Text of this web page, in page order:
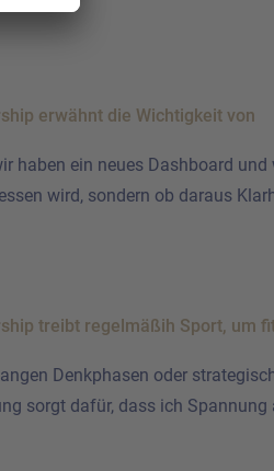
haben ein neues Dashboard und
wird, sondern ob daraus
Denkphasen oder
sorgt dafür, dass ich Spannung